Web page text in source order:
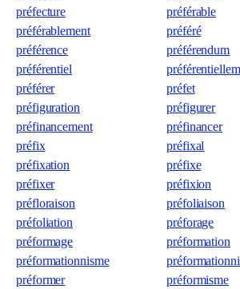
préfecture
préférable
préférablement
préféré
préférence
préférendum
préférentiel
préférer
préfet
préfiguration
préfigurer
préfinancement
préfinancer
préfix
préfixal
préfixation
préfixe
préfixer
préfixion
préfloraison
préfoliaison
préfoliation
préforage
préformage
préformation
préformationnisme
préformer
préformisme